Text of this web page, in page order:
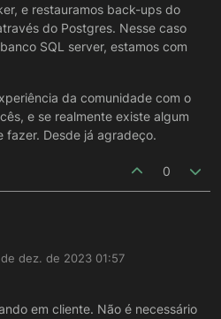
e restauramos back-ups do
do Postgres. Nesse caso
SQL server, estamos com
da comunidade com o
e se realmente existe algum
fazer. Desde já agradeço.
0
dez. de 2023 01:57
em cliente. Não é necessário